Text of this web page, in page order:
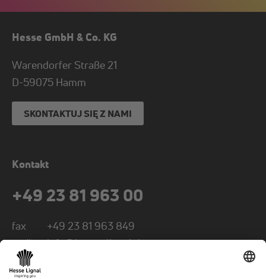
Hesse GmbH & Co. KG
Warendorfer Straße 21
D-59075 Hamm
SKONTAKTUJ SIĘ Z NAMI
Kontakt
+49 23 81 963 00
fax
+49 23 81 963 849
mail
info@hesse-lignal.de